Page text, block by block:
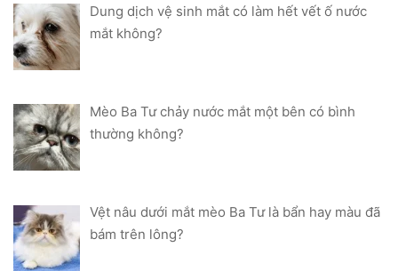
Dung dịch vệ sinh mắt có làm hết vết ố nước
mắt không?
Mèo Ba Tư chảy nước mắt một bên có bình
thường không?
Vệt nâu dưới mắt mèo Ba Tư là bẩn hay màu đã
bám trên lông?